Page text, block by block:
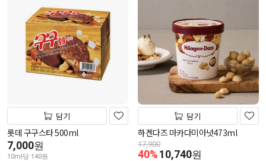
담기
롯데 구구스타 500ml
7,000원
10ml당 140원
담기
하겐다즈 마카다미아넛473ml
17,900
40%10,740원